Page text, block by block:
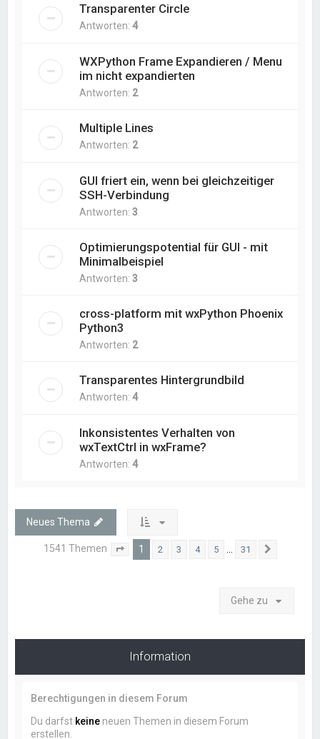
Transparenter Circle
Antworten:4
WXPython Frame Expandieren / Menu
im nicht expandierten
Antworten: 2
Multiple Lines
Antworten: 2
GUI friert ein, wenn bei gleichzeitiger
SSH-Verbindung
Antworten:3
Optimierungspotential für GUI - mit
Minimalbeispiel
Antworten:3
cross-platform mit wxPython Phoenix
Python3
Antworten: 2
Transparentes Hintergrundbild
Antworten:4
Inkonsistentes Verhalten von
wxTextCtrl in wxFrame?
Antworten:4
Neues Thema
1541 Themen Seite von 31
1 2 3 4 5 … 31
Gehe zu
Information
Berechtigungen in diesem Forum
Du darfst keine neuen Themen in diesem Forum
erstellen.